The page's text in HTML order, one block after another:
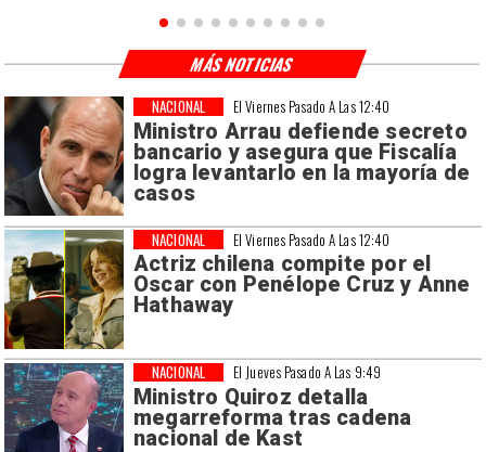
El Viernes Pasado A Las 12:40
Ministro Arrau defiende secreto
bancario y asegura que Fiscalía
logra levantarlo en la mayoría de
casos
NACIONAL
El Viernes Pasado A Las 12:40
Actriz chilena compite por el
Oscar con Penélope Cruz y Anne
Hathaway
NACIONAL
El Jueves Pasado A Las 9:49
Ministro Quiroz detalla
megarreforma tras cadena
nacional de Kast
NACIONAL
MÁS NOTICIAS